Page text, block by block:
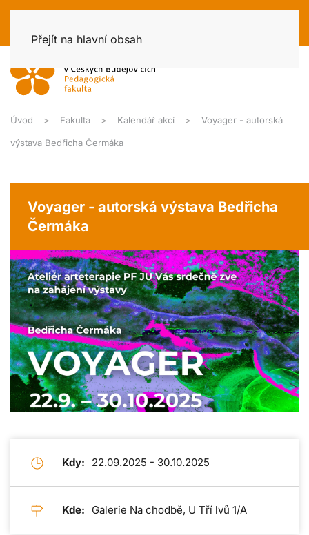
Přejít na hlavní obsah
Úvod Fakulta Kalendář akcí Voyager - autorská
výstava Bedřicha Čermáka
Voyager - autorská výstava Bedřicha
Čermáka
Kdy: 22.09.2025 - 30.10.2025
Kde: Galerie Na chodbě, U Tří lvů 1/A